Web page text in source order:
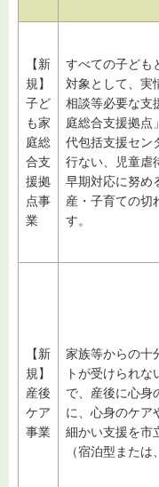
【新
規】
子ど
も家
庭総
合支
援拠
点事
業
すべての子ども
対象として、実
相談等必要な支
庭総合支援拠点
代包括支援セン
行ない、児童虐
早期対応に努め
産・子育ての切
す。
【新
規】
産後
ケア
事業
家族等からの十
トが受けられ
で、産後に心身
に、心身のケア
細かい支援を市
（宿泊型または